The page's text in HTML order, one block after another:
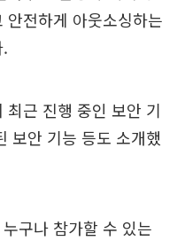
전하게 아웃소싱하는
근 진행 중인 보안 기
보안 기능 등도 소개했
구나 참가할 수 있는